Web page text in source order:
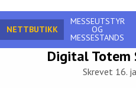
NETTBUTIKK
MESSEUTSTYR
OG
MESSESTANDS
Digital Totem
Skrevet 16.